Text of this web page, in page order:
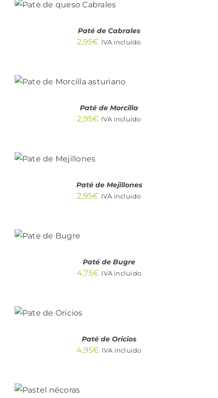
CARRITO
/
Paté de Cabrales
2,95€ IVA incluido
CARRITO
Paté de Morcilla
2,95€ IVA incluido
CARRITO
Paté de Mejillones
2,95€ IVA incluido
CARRITO
Paté de Bugre
4,75€ IVA incluido
CARRITO
Paté de Oricios
4,95€ IVA incluido
CARRITO